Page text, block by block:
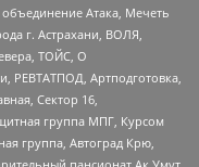
Атака, Мечеть
г. Астрахани, ВОЛЯ,
ТОЙС, О
РЕВТАТПОД, Артподготовка,
Сектор 16,
группа МПГ, Курсом
группа, Автоград Крю,